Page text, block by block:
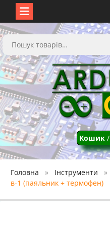
Перейти
до
вмісту
Шукати:
Кошик/
Головна Інструменти
в-1 (паяльник + термофен)